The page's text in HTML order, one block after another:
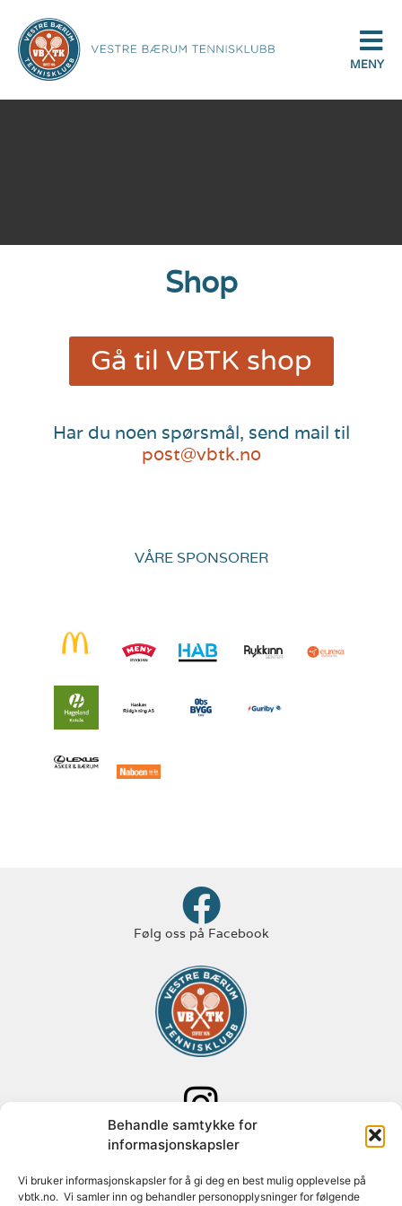
Behandle samtykke for
informasjonskapsler
Vi bruker informasjonskapsler for å gi deg en best mulig opplevelse på
vbtk.no. Vi samler inn og behandler personopplysninger for følgende
MENY
Shop
Gå til VBTK shop
Har du noen spørsmål, send mail til
post@vbtk.no
VÅRE SPONSORER
Følg oss på Facebook
Følg oss på Instagram
Adresse: Paal Bergs vei 125
1348 Rykkinn